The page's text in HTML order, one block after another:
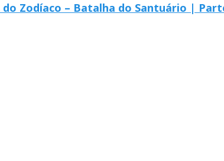
do Zodíaco – Batalha do Santuário |